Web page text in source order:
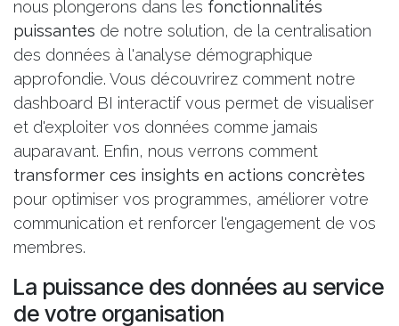
nous plongerons dans les fonctionnalités
puissantes de notre solution, de la centralisation
des données à l'analyse démographique
approfondie. Vous découvrirez comment notre
dashboard BI interactif vous permet de visualiser
et d'exploiter vos données comme jamais
auparavant. Enfin, nous verrons comment
transformer ces insights en actions concrètes
pour optimiser vos programmes, améliorer votre
communication et renforcer l'engagement de vos
membres.
La puissance des données au service
de votre organisation